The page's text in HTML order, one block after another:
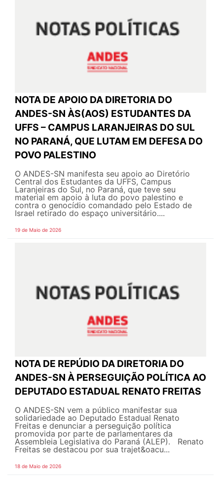
NOTA DE APOIO DA DIRETORIA DO
ANDES-SN ÀS(AOS) ESTUDANTES DA
UFFS – CAMPUS LARANJEIRAS DO SUL
NO PARANÁ, QUE LUTAM EM DEFESA DO
POVO PALESTINO
O ANDES-SN manifesta seu apoio ao Diretório
Central dos Estudantes da UFFS, Campus
Laranjeiras do Sul, no Paraná, que teve seu
material em apoio à luta do povo palestino e
contra o genocídio comandado pelo Estado de
Israel retirado do espaço universitário....
19 de Maio de 2026
NOTA DE REPÚDIO DA DIRETORIA DO
ANDES-SN À PERSEGUIÇÃO POLÍTICA AO
DEPUTADO ESTADUAL RENATO FREITAS
O ANDES-SN vem a público manifestar sua
solidariedade ao Deputado Estadual Renato
Freitas e denunciar a perseguição política
promovida por parte de parlamentares da
Assembleia Legislativa do Paraná (ALEP). Renato
Freitas se destacou por sua trajet&oacu...
18 de Maio de 2026